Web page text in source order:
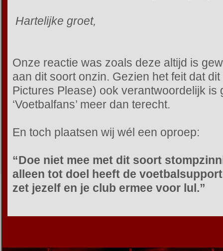
Hartelijke groet,
Onze reactie was zoals deze altijd is
aan dit soort onzin. Gezien het feit dat
Pictures Please) ook verantwoordelijk is
‘Voetbalfans’ meer dan terecht.
En toch plaatsen wij wél een oproep:
“Doe niet mee met dit soort
alleen tot doel heeft de
zet jezelf en je club ermee voor lul.”